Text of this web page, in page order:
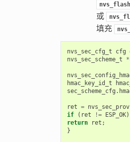
或
填充
nvs_sec_cfg_t cfg
nvs_sec_scheme_t
*
hmac_key_id_t
sec_scheme_cfg .
ret =
if
( ret != ESP_OK)
return
ret ;
}